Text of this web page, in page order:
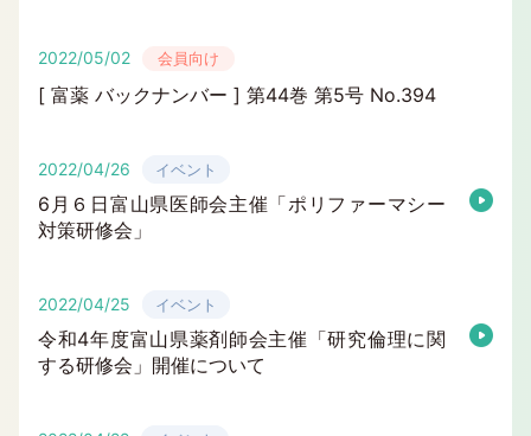
2022/05/02 会員向け
[ 富薬 バックナンバー ] 第44巻 第5号 No.394
2022/04/26 イベント
6月６日富山県医師会主催「ポリファーマシー
対策研修会」
2022/04/25 イベント
令和4年度富山県薬剤師会主催「研究倫理に関
する研修会」開催について